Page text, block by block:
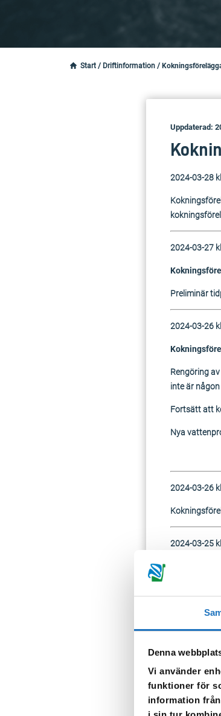
Denna
Vi använder
funktioner för
information
Start / Driftinformation /
Uppdaterad:
2024-03-28
2024-03-27
Preliminär
2024-03-26
Rengöring
inte är
Fortsätt att
Nya
2024-03-26
2024-03-25
2024-03-25
2024-03-22
Anledning